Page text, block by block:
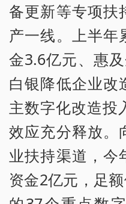
备更新等专项扶
产一线。上半年
金3.6亿元、惠
白银降低企业改
主数字化改造投
效应充分释放。
业扶持渠道，今
资金2亿元，足